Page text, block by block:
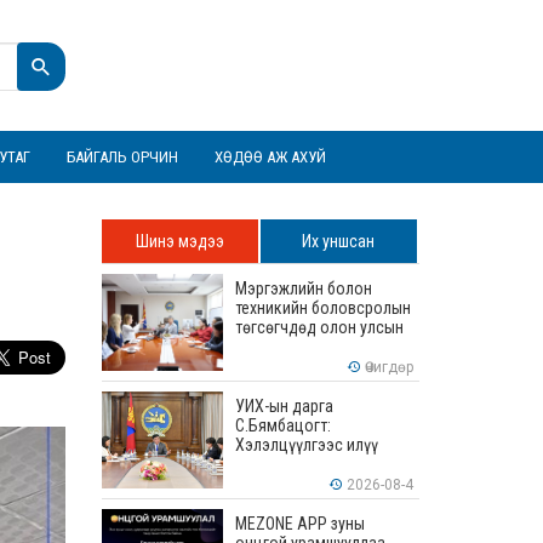
БАЙГАЛЬ ОРЧИН ХӨДӨӨ АЖ АХУЙ
Шинэ мэдээ Их уншсан
Мэргэжлийн болон
техникийн боловсролын
төгсөгчдөд олон улсын
зөвшөөрөгдөх ур
чадваруудыг олгоно
Өчигдөр
УИХ-ын дарга
С.Бямбацогт:
Хэлэлцүүлгээс илүү
илүү бодит үр дүн чухал
2026-08-4
MEZONE APP зуны